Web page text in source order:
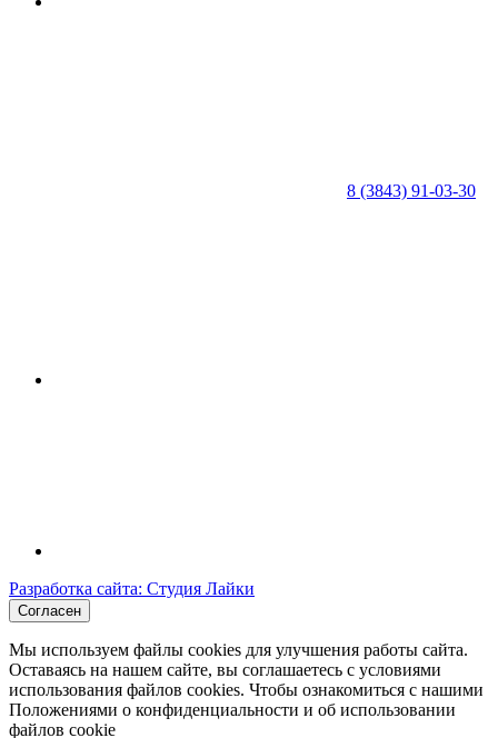
8 (3843) 91-03-30
Разработка сайта: Студия Лайки
Согласен
Мы используем файлы cookies для улучшения работы сайта.
Оставаясь на нашем сайте, вы соглашаетесь с условиями
использования файлов cookies. Чтобы ознакомиться с нашими
Положениями о конфиденциальности и об использовании
файлов cookie